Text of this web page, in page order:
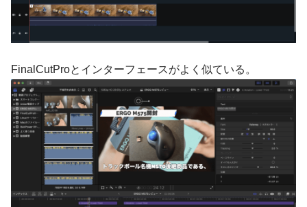
FinalCutProとインターフェースがよく似ている。